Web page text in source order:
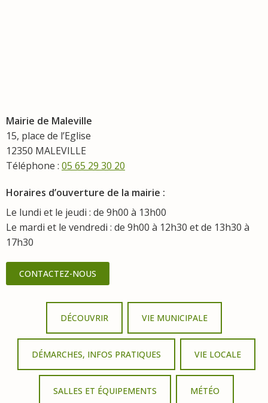
Mairie de Maleville
15, place de l’Eglise
12350 MALEVILLE
Téléphone : 05 65 29 30 20
Horaires d’ouverture de la mairie :
Le lundi et le jeudi : de 9h00 à 13h00
Le mardi et le vendredi : de 9h00 à 12h30 et de 13h30 à
17h30
CONTACTEZ-NOUS
DÉCOUVRIR VIE MUNICIPALE
DÉMARCHES, INFOS PRATIQUES VIE LOCALE
SALLES ET ÉQUIPEMENTS MÉTÉO